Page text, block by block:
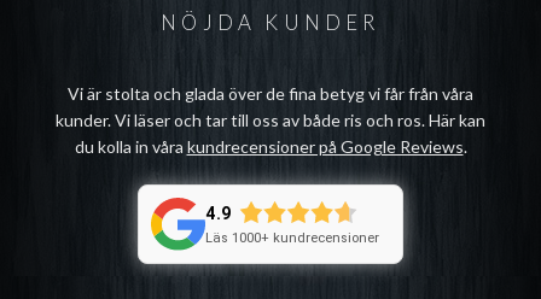
NÖJDA KUNDER
Vi är stolta och glada över de fina betyg vi får från våra
kunder. Vi läser och tar till oss av både ris och ros. Här kan
du kolla in våra kundrecensioner på Google Reviews.
4.9
Läs 1000+ kundrecensioner